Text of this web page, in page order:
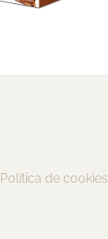
Política de cookies